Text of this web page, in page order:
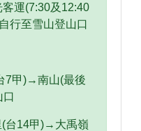
運(7:30及12:40
行至雪山登山口
7甲)→南山(最後
台14甲)→大禹嶺